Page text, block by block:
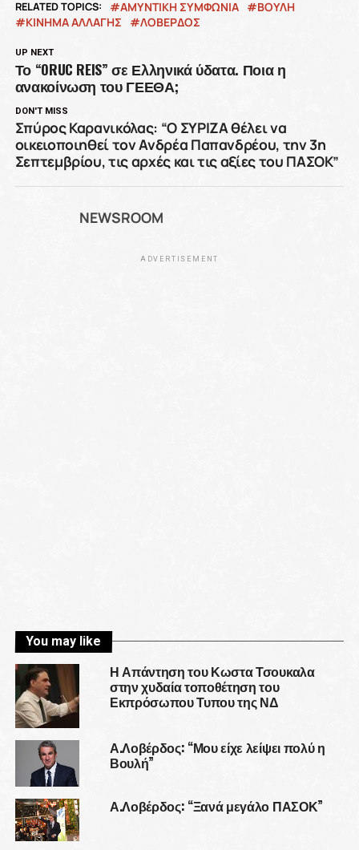
RELATED TOPICS: ΑΜΥΝΤΙΚΗ ΣΥΜΦΩΝΙΑ
ΒΟΥΛΗ
ΚΙΝΗΜΑ ΑΛΛΑΓΗΣ
ΛΟΒΕΡΔΟΣ
UP NEXT
Το “ORUC REIS” σε Ελληνικά ύδατα. Ποια η
ανακοίνωση του ΓΕΕΘΑ;
DON'T MISS
Σπύρος Καρανικόλας: “Ο ΣΥΡΙΖΑ θέλει να
οικειοποιηθεί τον Ανδρέα Παπανδρέου, την 3η
Σεπτεμβρίου, τις αρχές και τις αξίες του ΠΑΣΟΚ”
NEWSROOM
ADVERTISEMENT
You may like
Η Απάντηση του Κωστα Τσουκαλα
στην χυδαία τοποθέτηση του
Εκπρόσωπου Τυπου της ΝΔ
Α.Λοβέρδος: “Μου είχε λείψει πολύ η
Βουλή”
Α.Λοβέρδος: “Ξανά μεγάλο ΠΑΣΟΚ”